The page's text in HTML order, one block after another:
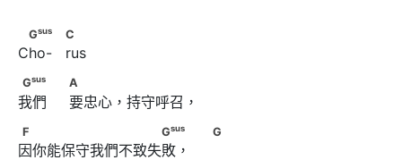
Gsus C
Gsus C
Cho-   rus
Gsus A
Gsus A
我們     要忠心，持守呼召，
F　　　　　　　　　　Gsus G
F Gsus G
因你能保守我們不致失敗，